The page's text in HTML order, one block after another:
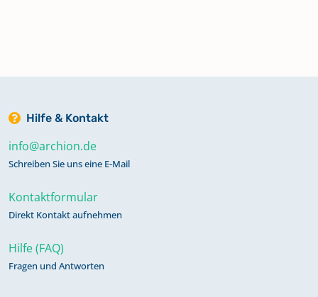
Hilfe & Kontakt
info@archion.de
Schreiben Sie uns eine E-Mail
Kontaktformular
Direkt Kontakt aufnehmen
Hilfe (FAQ)
Fragen und Antworten